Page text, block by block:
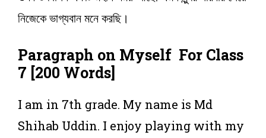
নিজেকে ভাগ্যবান মনে করছি।
Paragraph on Myself For Class
7 [200 Words]
I am in 7th grade. My name is Md
Shihab Uddin. I enjoy playing with my